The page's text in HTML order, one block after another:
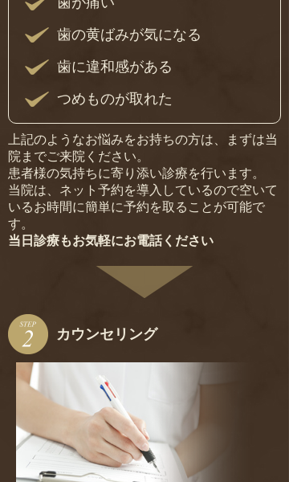
歯の黄ばみが気になる
歯に違和感がある
つめものが取れた
上記のようなお悩みをお持ちの方は、まずは当
院までご来院ください。
患者様の気持ちに寄り添い診療を行います。
当院は、ネット予約を導入しているので空いて
いるお時間に簡単に予約を取ることが可能で
す。
当日診療もお気軽にお電話ください
カウンセリング